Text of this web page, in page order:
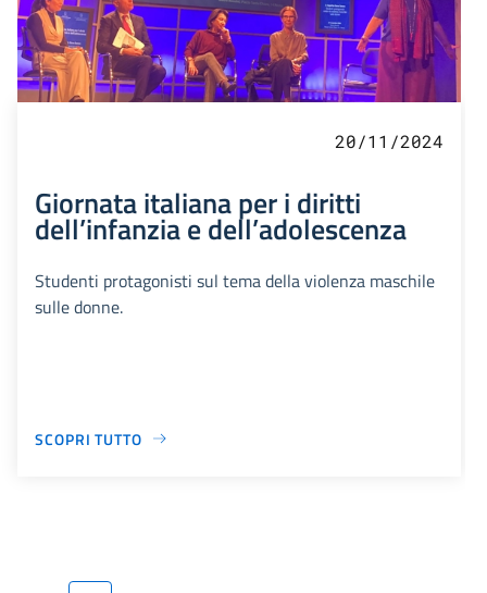
20/11/2024
Giornata italiana per i diritti
dell’infanzia e dell’adolescenza
Studenti protagonisti sul tema della violenza maschile
sulle donne.
SCOPRI TUTTO